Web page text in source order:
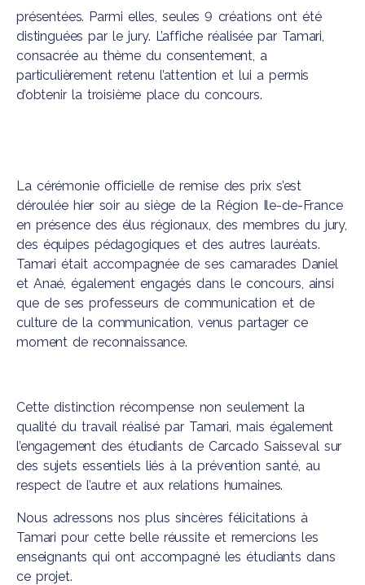
présentées. Parmi elles, seules 9 créations ont été
distinguées par le jury. L’affiche réalisée par Tamari,
consacrée au thème du consentement, a
particulièrement retenu l’attention et lui a permis
d’obtenir la troisième place du concours.
La cérémonie officielle de remise des prix s’est
déroulée hier soir au siège de la Région Ile-de-France
en présence des élus régionaux, des membres du jury,
des équipes pédagogiques et des autres lauréats.
Tamari était accompagnée de ses camarades Daniel
et Anaé, également engagés dans le concours, ainsi
que de ses professeurs de communication et de
culture de la communication, venus partager ce
moment de reconnaissance.
Cette distinction récompense non seulement la
qualité du travail réalisé par Tamari, mais également
l’engagement des étudiants de Carcado Saisseval sur
des sujets essentiels liés à la prévention santé, au
respect de l’autre et aux relations humaines.
Nous adressons nos plus sincères félicitations à
Tamari pour cette belle réussite et remercions les
enseignants qui ont accompagné les étudiants dans
ce projet.